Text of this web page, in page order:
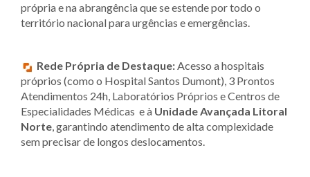
própria e na abrangência que se estende por todo o
território nacional para urgências e emergências.
Rede Própria de Destaque:Acesso a hospitais
próprios (como o Hospital Santos Dumont), 3 Prontos
Atendimentos 24h, Laboratórios Próprios e Centros de
Especialidades Médicas e à Unidade Avançada Litoral
Norte, garantindo atendimento de alta complexidade
sem precisar de longos deslocamentos.